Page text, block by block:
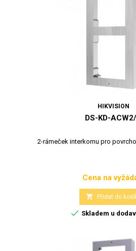
HIKVISION
DS-KD-
2-rámeček interkomu pro
Cena
Cena na
 Přidat do
 Skladem u